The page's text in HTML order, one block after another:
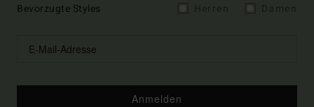
Bevorzugte Styles
Anmelden